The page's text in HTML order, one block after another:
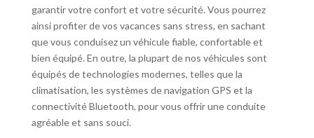
garantir votre confort et votre sécurité. Vous pourrez
ainsi profiter de vos vacances sans stress, en sachant
que vous conduisez un véhicule fiable, confortable et
bien équipé. En outre, la plupart de nos véhicules sont
équipés de technologies modernes, telles que la
climatisation, les systèmes de navigation GPS et la
connectivité Bluetooth, pour vous offrir une conduite
agréable et sans souci.